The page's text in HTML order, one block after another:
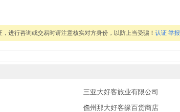
进行咨询或交易时请注意核实对方身份，以防上当受骗！ 认证 举报
三亚大好客旅业有限公司
儋州那大好客缘百货商店